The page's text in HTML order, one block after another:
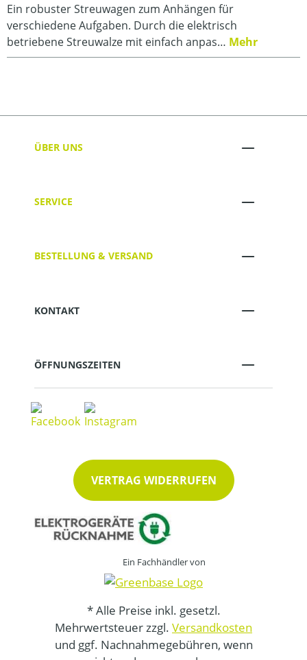
Ein robuster Streuwagen zum Anhängen für
verschiedene Aufgaben. Durch die elektrisch
betriebene Streuwalze mit einfach anpas… Mehr
ÜBER UNS
SERVICE
BESTELLUNG & VERSAND
KONTAKT
ÖFFNUNGSZEITEN
VERTRAG WIDERRUFEN
Ein Fachhändler von
* Alle Preise inkl. gesetzl.
Mehrwertsteuer zzgl. Versandkosten
und ggf. Nachnahmegebühren, wenn